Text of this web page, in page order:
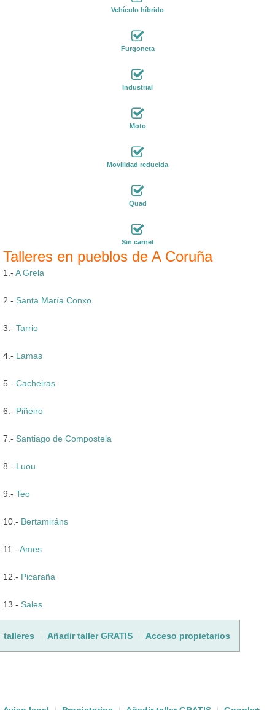
Vehículo híbrido
Furgoneta
Industrial
Moto
Movilidad reducida
Quad
Sin carnet
Talleres en pueblos de A Coruña
1.- A Grela
2.- Santa María Conxo
3.- Tarrio
4.- Lamas
5.- Cacheiras
6.- Piñeiro
7.- Santiago de Compostela
8.- Luou
9.- Teo
10.- Bertamiráns
11.- Ames
12.- Picaraña
13.- Sales
talleres Añadir taller GRATIS Acceso propietarios